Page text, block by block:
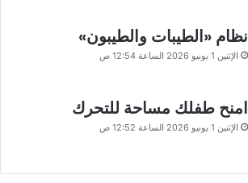
نظام «الطيبات والطيبون»
الإثنين 1 يونيو 2026 الساعة 12:54 ص
امنح طفلك مساحة للتحرك
الإثنين 1 يونيو 2026 الساعة 12:52 ص